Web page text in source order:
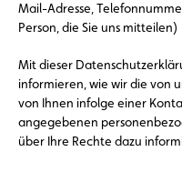
Mail-Adresse,
Person, die Sie uns mitteilen)
Mit dieser
informieren, wie wir die von
von Ihnen infolge einer
angegebenen
über Ihre Rechte dazu